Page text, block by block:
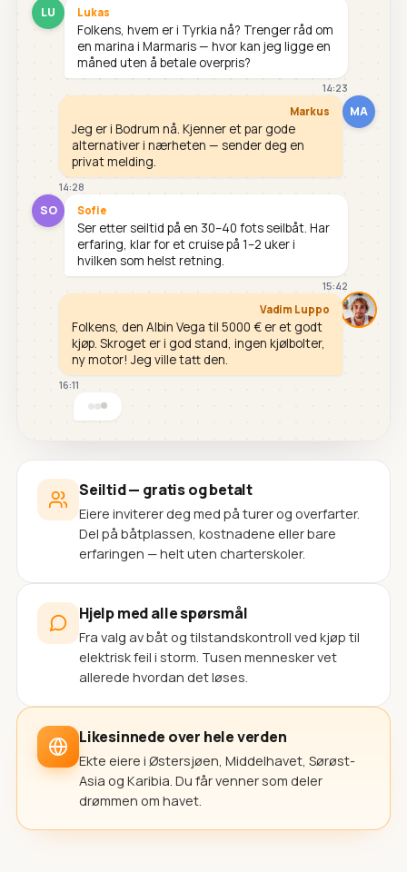
LU Lukas
Folkens, hvem er i Tyrkia nå? Trenger råd om
en marina i Marmaris — hvor kan jeg ligge en
måned uten å betale overpris?
14:23
MA
Markus
Jeg er i Bodrum nå. Kjenner et par gode
alternativer i nærheten — sender deg en
privat melding.
14:28
SO Sofie
Ser etter seiltid på en 30–40 fots seilbåt. Har
erfaring, klar for et cruise på 1–2 uker i
hvilken som helst retning.
15:42
Vadim Luppo
Folkens, den Albin Vega til 5000 € er et godt
kjøp. Skroget er i god stand, ingen kjølbolter,
ny motor! Jeg ville tatt den.
16:11
Seiltid — gratis og betalt
Eiere inviterer deg med på turer og overfarter.
Del på båtplassen, kostnadene eller bare
erfaringen — helt uten charterskoler.
Hjelp med alle spørsmål
Fra valg av båt og tilstandskontroll ved kjøp til
elektrisk feil i storm. Tusen mennesker vet
allerede hvordan det løses.
Likesinnede over hele verden
Ekte eiere i Østersjøen, Middelhavet, Sørøst-
Asia og Karibia. Du får venner som deler
drømmen om havet.